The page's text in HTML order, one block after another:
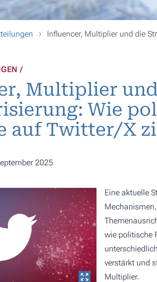
Influencer, Multiplier und die
Multiplier
Wie
auf Twitter/X
2025
Eine aktuelle
wie politische
verstärkt und
Multiplier.